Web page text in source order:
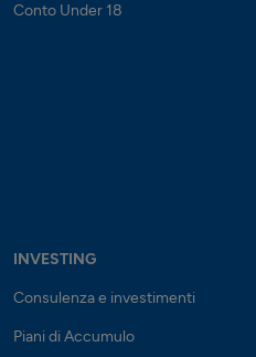
Conto Under 18
INVESTING
Consulenza e investimenti
Piani di Accumulo